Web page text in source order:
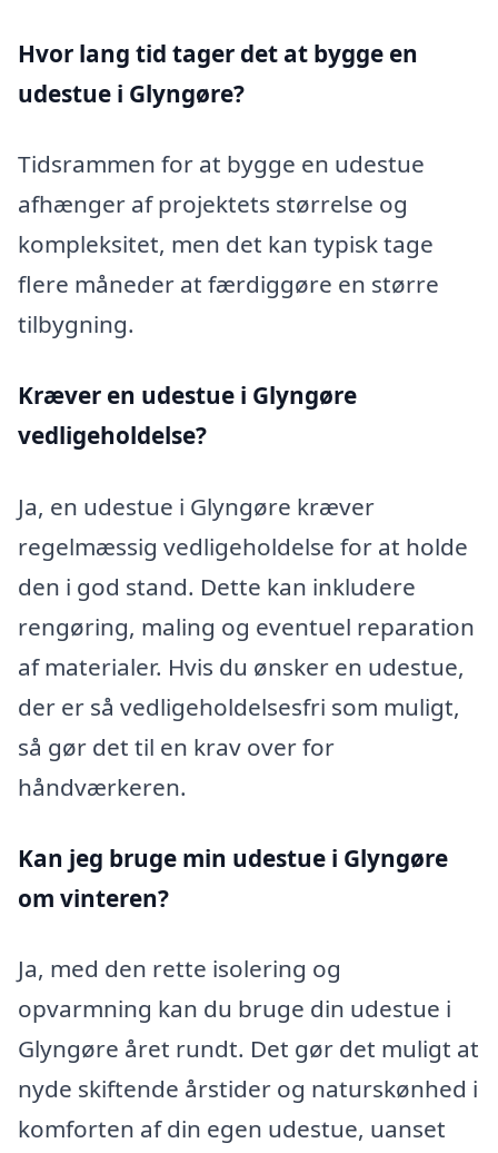
Hvor lang tid tager det at bygge en
udestue i Glyngøre?
Tidsrammen for at bygge en udestue
afhænger af projektets størrelse og
kompleksitet, men det kan typisk tage
flere måneder at færdiggøre en større
tilbygning.
Kræver en udestue i Glyngøre
vedligeholdelse?
Ja, en udestue i Glyngøre kræver
regelmæssig vedligeholdelse for at holde
den i god stand. Dette kan inkludere
rengøring, maling og eventuel reparation
af materialer. Hvis du ønsker en udestue,
der er så vedligeholdelsesfri som muligt,
så gør det til en krav over for
håndværkeren.
Kan jeg bruge min udestue i Glyngøre
om vinteren?
Ja, med den rette isolering og
opvarmning kan du bruge din udestue i
Glyngøre året rundt. Det gør det muligt at
nyde skiftende årstider og naturskønhed i
komforten af din egen udestue, uanset